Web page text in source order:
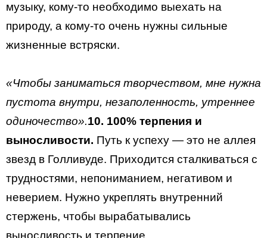
музыку, кому-то необходимо выехать на
природу, а кому-то очень нужны сильные
жизненные встряски.
«Чтобы заниматься творчеством, мне нужна
пустота внутри, незаполенность, утреннее
одиночество».10. 100% терпения и
выносливости. Путь к успеху — это не аллея
звезд в Голливуде. Приходится сталкиваться с
трудностями, непониманием, негативом и
неверием. Нужно укреплять внутренний
стержень, чтобы вырабатывались
выносливость и терпение.